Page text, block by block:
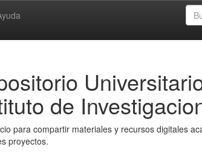
de
para compartir materiales y recursos digitales
proyectos.